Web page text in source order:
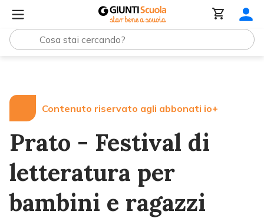
Contenuto riservato agli abbonati io+
Prato - Festival di
letteratura per
bambini e ragazzi